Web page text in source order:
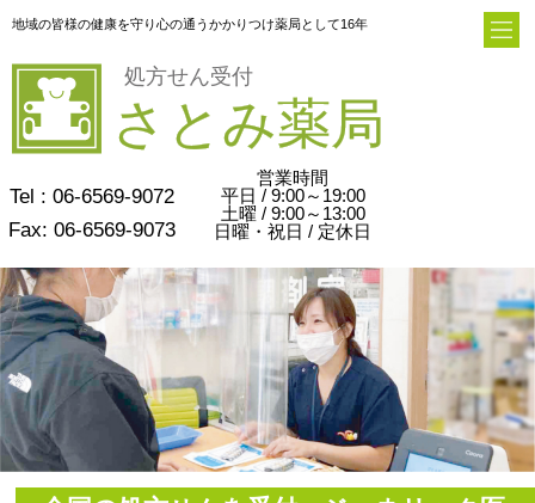
地域の皆様の健康を守り心の通うかかりつけ薬局として16年
Tel : 06-6569-9072
Fax: 06-6569-9073
営業時間
平日 / 9:00～19:00
土曜 / 9:00～13:00
日曜・祝日 / 定休日